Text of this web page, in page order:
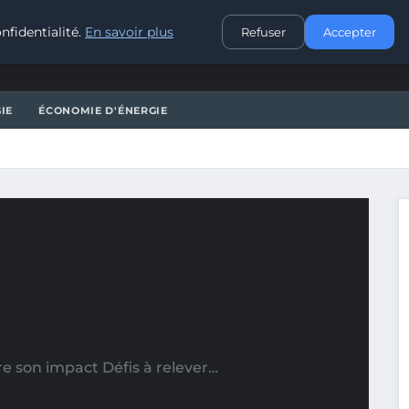
CONTACT
ÉCONOMIE D'ÉNERGIE
son impact Défis à relever…
En savoir plus Refuser Accepter